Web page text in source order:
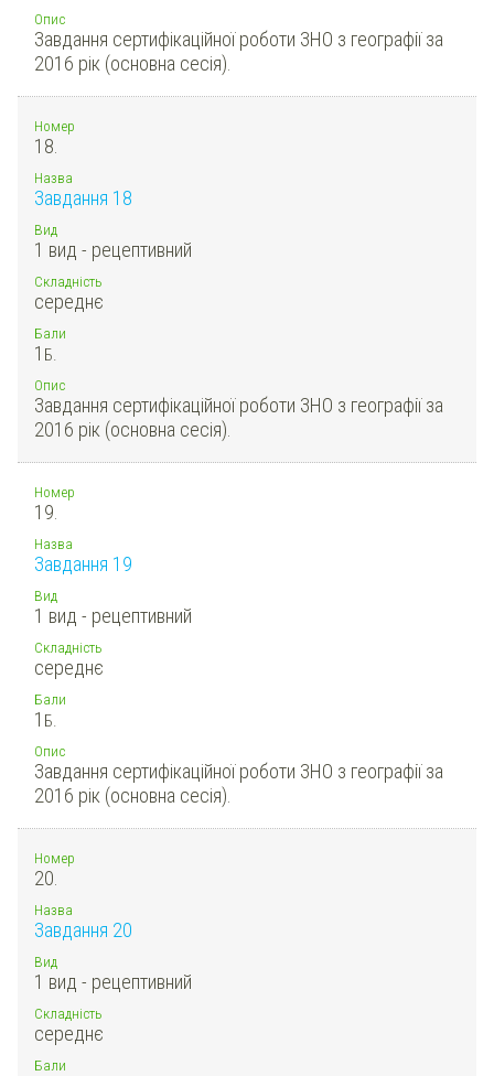
Опис
Завдання сертифікаційної роботи ЗНО з географії за
2016 рік (основна сесія).
Номер
18.
Назва
Завдання 18
Вид
1 вид - рецептивний
Складність
середнє
Бали
1 Б.
Опис
Завдання сертифікаційної роботи ЗНО з географії за
2016 рік (основна сесія).
Номер
19.
Назва
Завдання 19
Вид
1 вид - рецептивний
Складність
середнє
Бали
1 Б.
Опис
Завдання сертифікаційної роботи ЗНО з географії за
2016 рік (основна сесія).
Номер
20.
Назва
Завдання 20
Вид
1 вид - рецептивний
Складність
середнє
Бали